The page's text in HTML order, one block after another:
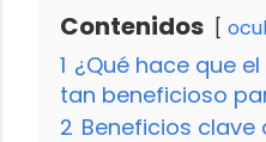
Contenidos
1 ¿Qué hace que
tan beneficioso
2 Beneficios clave